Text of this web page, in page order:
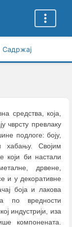
Садржај
средства, која,
чврсту превлаку
подлоге: боју,
хабању. Својим
који би настали
дрвене,
и у декоративне
боја и лакова
по вредности
индустрији, иза
компонената.